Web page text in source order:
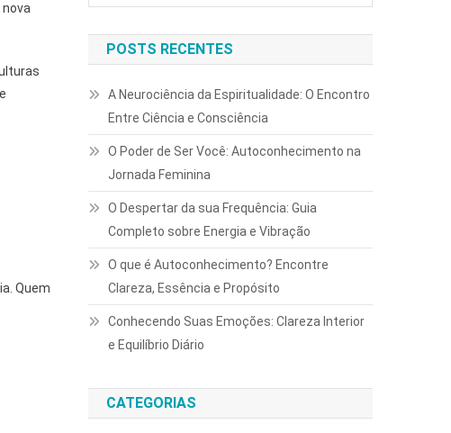
Quem
POSTS RECENTES
A Neurociência da Espiritualidade: O Encontro
Entre Ciência e Consciência
O Poder de Ser Você: Autoconhecimento na
Jornada Feminina
O Despertar da sua Frequência: Guia
Completo sobre Energia e Vibração
O que é Autoconhecimento? Encontre
Clareza, Essência e Propósito
Conhecendo Suas Emoções: Clareza Interior
e Equilíbrio Diário
CATEGORIAS